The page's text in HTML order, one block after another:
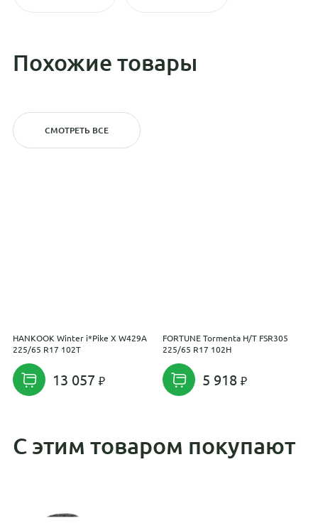
Похожие товары
СМОТРЕТЬ ВСЕ
HANKOOK Winter i*Pike X W429A
225/65 R17 102T
13 057
FORTUNE Tormenta H/T FSR305
225/65 R17 102H
5 918
С этим товаром покупают